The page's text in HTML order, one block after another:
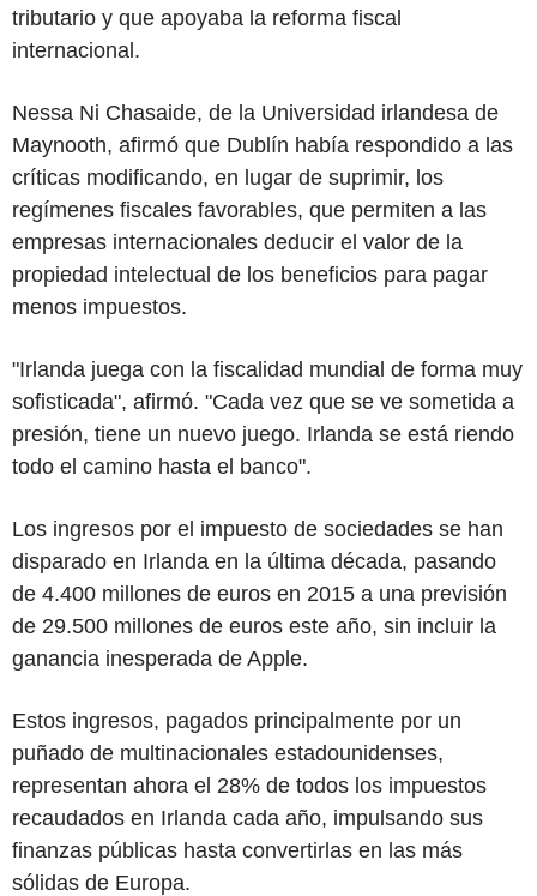
tributario y que apoyaba la reforma fiscal
internacional.
Nessa Ni Chasaide, de la Universidad irlandesa de
Maynooth, afirmó que Dublín había respondido a las
críticas modificando, en lugar de suprimir, los
regímenes fiscales favorables, que permiten a las
empresas internacionales deducir el valor de la
propiedad intelectual de los beneficios para pagar
menos impuestos.
"Irlanda juega con la fiscalidad mundial de forma muy
sofisticada", afirmó. "Cada vez que se ve sometida a
presión, tiene un nuevo juego. Irlanda se está riendo
todo el camino hasta el banco".
Los ingresos por el impuesto de sociedades se han
disparado en Irlanda en la última década, pasando
de 4.400 millones de euros en 2015 a una previsión
de 29.500 millones de euros este año, sin incluir la
ganancia inesperada de Apple.
Estos ingresos, pagados principalmente por un
puñado de multinacionales estadounidenses,
representan ahora el 28% de todos los impuestos
recaudados en Irlanda cada año, impulsando sus
finanzas públicas hasta convertirlas en las más
sólidas de Europa.